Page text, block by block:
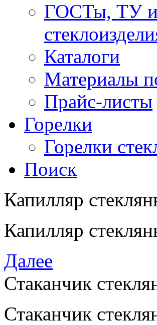
ГОСТы, ТУ и
Каталоги
Материалы
Прайс-листы
Горелки
Горелки
Поиск
Капилляр
Капилляр
Далее
Стаканчик
Стаканчик